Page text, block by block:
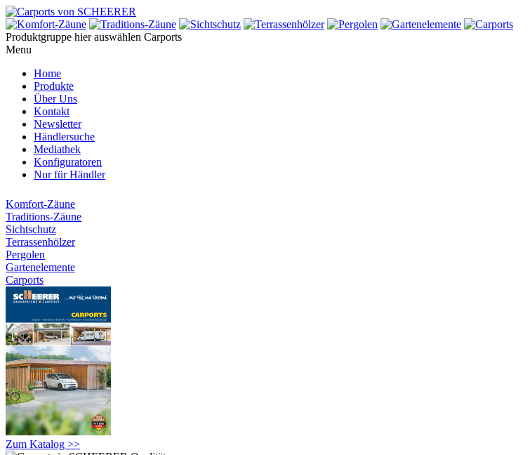
Produktgruppe hier auswählen Carports
Menu
Home
Produkte
Über Uns
Kontakt
Newsletter
Händlersuche
Mediathek
Konfiguratoren
Nur für Händler
Komfort-Zäune
Traditions-Zäune
Sichtschutz
Terrassenhölzer
Pergolen
Gartenelemente
Carports
Zum Katalog >>